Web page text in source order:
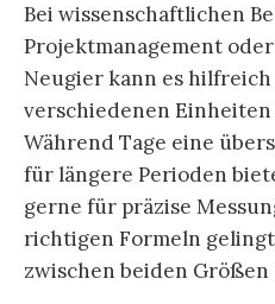
Bei wissenschaftlichen
Projektmanagement
Neugier kann es
verschiedenen
Während Tage eine
für längere Perioden
gerne für präzise
richtigen Formeln
zwischen beiden Größen